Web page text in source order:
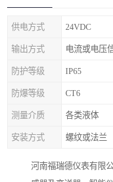
供电方式 24VDC
输出方式 电流或电压
防护等级 IP65
防爆等级 CT6
测量介质 各类液体
安装方式 螺纹或法兰
河南福瑞德仪表有限